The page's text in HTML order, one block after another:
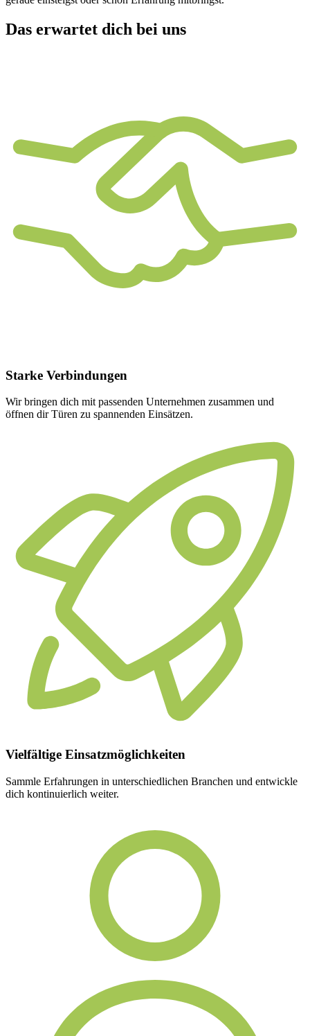
Das erwartet dich bei uns
Starke Verbindungen
Wir bringen dich mit passenden Unternehmen zusammen und
öffnen dir Türen zu spannenden Einsätzen.
Vielfältige Einsatzmöglichkeiten
Sammle Erfahrungen in unterschiedlichen Branchen und entwickle
dich kontinuierlich weiter.